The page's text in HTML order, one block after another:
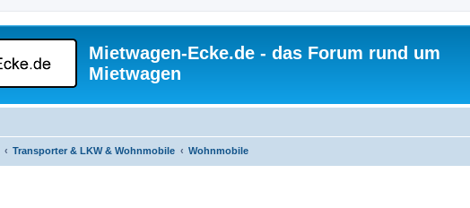
Mietwagen-Ecke.de - das Forum rund um
Mietwagen
Transporter & LKW & Wohnmobile Wohnmobile